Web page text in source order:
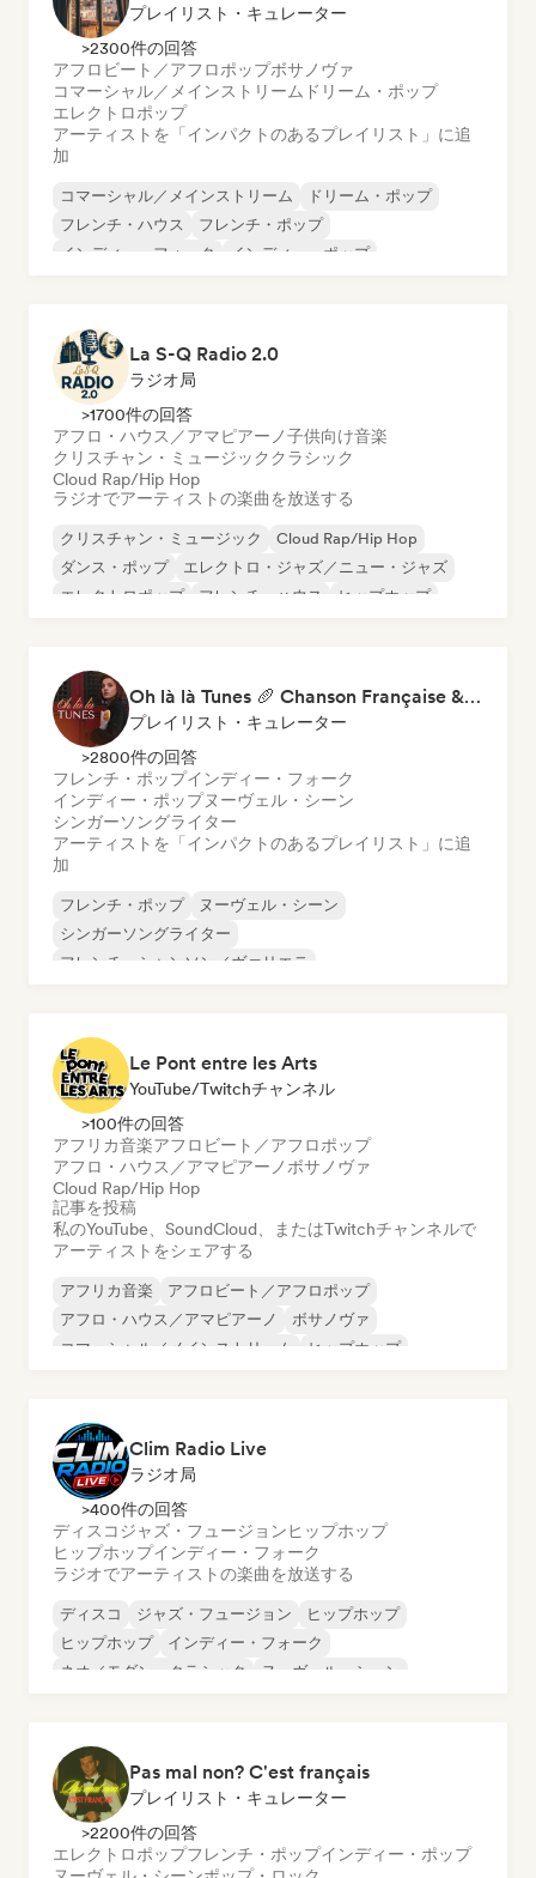
プレイリスト・キュレーター
>2300件の回答
アフロビート／アフロポップボサノヴァ
コマーシャル／メインストリーム ドリーム・ポップ
エレクトロポップ
アーティストを「インパクトのあるプレイリスト」に追
加
コマーシャル／メインストリーム
ドリーム・ポップ
フレンチ・ハウス
フレンチ・ポップ
インディー・フォーク
インディー・ポップ
La S-Q Radio 2.0
ラジオ局
>1700件の回答
アフロ・ハウス／アマピアーノ子供向け音楽
クリスチャン・ミュージッククラシック
Cloud Rap/Hip Hop
ラジオでアーティストの楽曲を放送する
クリスチャン・ミュージック
Cloud Rap/Hip Hop
ダンス・ポップ
エレクトロ・ジャズ／ニュー・ジャズ
エレクトロポップ
フレンチ・ハウス
ヒップホップ
Oh là là Tunes 🥖 Chanson Française & Nouvelle Scène Française
プレイリスト・キュレーター
>2800件の回答
フレンチ・ポップインディー・フォーク
インディー・ポップヌーヴェル・シーン
シンガーソングライター
アーティストを「インパクトのあるプレイリスト」に追
加
フレンチ・ポップ
ヌーヴェル・シーン
シンガーソングライター
フレンチ・シャンソン／ヴァリエテ
Le Pont entre les Arts
YouTube/Twitchチャンネル
>100件の回答
アフリカ音楽アフロビート／アフロポップ
アフロ・ハウス／アマピアーノ ボサノヴァ
Cloud Rap/Hip Hop
記事を投稿
私のYouTube、SoundCloud、またはTwitchチャンネルで
アーティストをシェアする
アフリカ音楽
アフロビート／アフロポップ
アフロ・ハウス／アマピアーノ
ボサノヴァ
コマーシャル／メインストリーム
ヒップホップ
Clim Radio Live
ラジオ局
>400件の回答
ディスコジャズ・フュージョンヒップホップ
ヒップホップインディー・フォーク
ラジオでアーティストの楽曲を放送する
ディスコ ジャズ・フュージョン
ヒップホップ
ヒップホップ
インディー・フォーク
ネオ／モダン・クラシック
ヌーヴェル・シーン
Pas mal non? C'est français
プレイリスト・キュレーター
>2200件の回答
エレクトロポップフレンチ・ポップインディー・ポップ